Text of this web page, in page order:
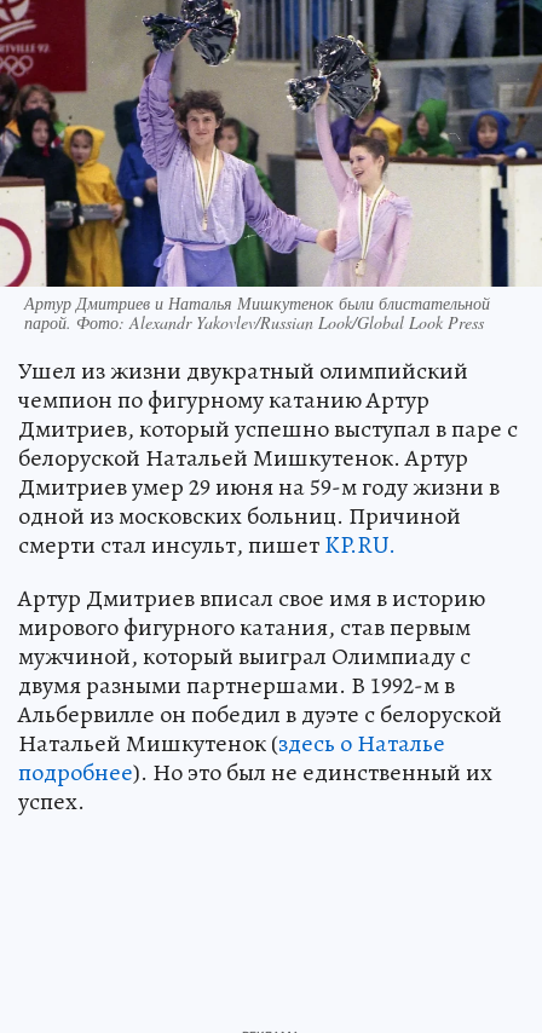
Артур Дмитриев и Наталья Мишкутенок были блистательной
парой. Фото: Alexandr Yakovlev/Russian Look/Global Look Press
Ушел из жизни двукратный олимпийский
чемпион по фигурному катанию Артур
Дмитриев, который успешно выступал в паре с
белоруской Натальей Мишкутенок. Артур
Дмитриев умер 29 июня на 59-м году жизни в
одной из московских больниц. Причиной
смерти стал инсульт, пишетKP.RU.
Артур Дмитриев вписал свое имя в историю
мирового фигурного катания, став первым
мужчиной, который выиграл Олимпиаду с
двумя разными партнершами. В 1992-м в
Альбервилле он победил в дуэте с белоруской
Натальей Мишкутенок (здесь о Наталье
подробнее). Но это был не единственный их
успех.